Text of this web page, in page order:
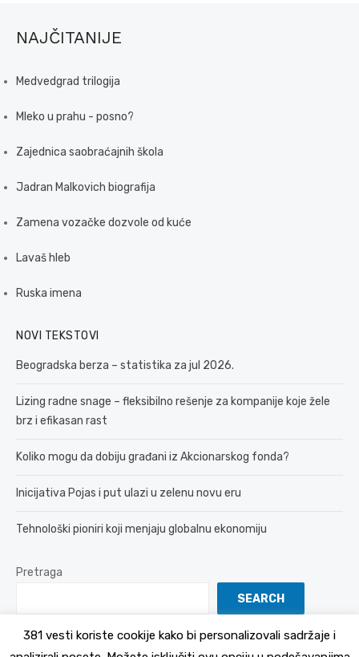
NAJČITANIJE
Medvedgrad trilogija
Mleko u prahu - posno?
Zajednica saobraćajnih škola
Jadran Malkovich biografija
Zamena vozačke dozvole od kuće
Lavaš hleb
Ruska imena
NOVI TEKSTOVI
Beogradska berza – statistika za jul 2026.
Lizing radne snage – fleksibilno rešenje za kompanije koje žele
brz i efikasan rast
Koliko mogu da dobiju građani iz Akcionarskog fonda?
Inicijativa Pojas i put ulazi u zelenu novu eru
Tehnološki pioniri koji menjaju globalnu ekonomiju
Pretraga
SEARCH
381 vesti koriste cookije kako bi personalizovali sadržaje i